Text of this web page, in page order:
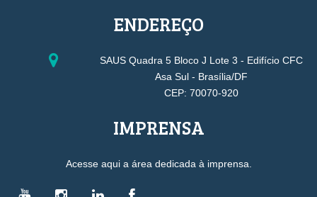
ENDEREÇO
SAUS Quadra 5 Bloco J Lote 3 - Edifício CFC
Asa Sul - Brasília/DF
CEP: 70070-920
IMPRENSA
Acesse aqui a área dedicada à imprensa.